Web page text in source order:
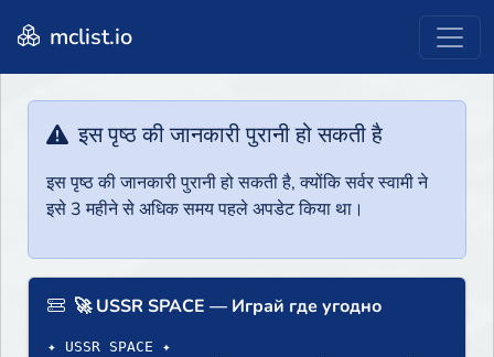
mclist.io
इस पृष्ठ की जानकारी पुरानी हो सकती है
इस पृष्ठ की जानकारी पुरानी हो सकती है, क्योंकि सर्वर स्वामी ने
इसे 3 महीने से अधिक समय पहले अपडेट किया था।
🚀 USSR SPACE — Играй где угодно
✦ USSR SPACE ✦